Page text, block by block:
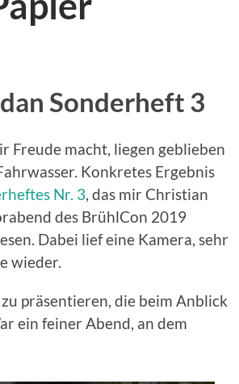
Sonderheft 3
Freude macht, liegen geblieben
Konkretes Ergebnis
Nr. 3, das mir Christian
des BrühlCon 2019
Dabei lief eine Kamera, sehr
wieder.
präsentieren, die beim Anblick
ein feiner Abend, an dem